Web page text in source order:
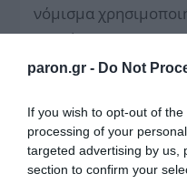
paron.gr - Do Not
If you wish to opt-out of
processing of your
targeted advertising by us,
section to confirm your
νόμισμα
αρετών και των
υπόμνηση του
συγκεκριμένο
πολιτικό και
Ητρίτη ενότητα